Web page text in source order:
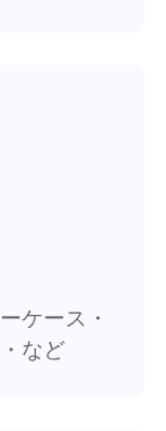
ケース・
など